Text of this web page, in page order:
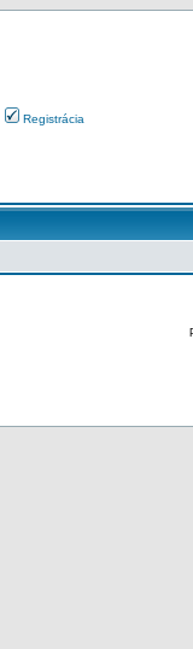
Registrácia